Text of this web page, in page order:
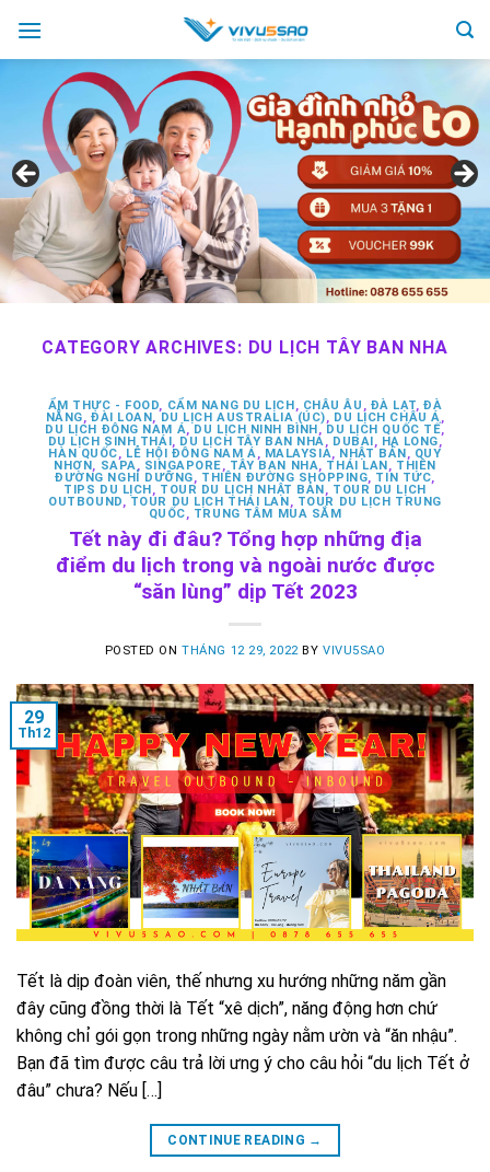
CATEGORY ARCHIVES: DU LỊCH TÂY BAN NHA
ẨM THỰC - FOOD, CẨM NANG DU LỊCH, CHÂU ÂU , ĐÀ LẠT,ĐÀ
NẴNG, ĐÀI LOAN,DU LỊCH AUSTRALIA (ÚC), DU LỊCH CHÂU Á,
DU LỊCH ĐÔNG NAM Á, DU LỊCH NINH BÌNH, DU LỊCH QUỐC TẾ,
DU LỊCH SINH THÁI, DU LỊCH TÂY BAN NHA, DUBAI, HẠ LONG,
HÀN QUỐC, LỄ HỘI ĐÔNG NAM Á, MALAYSIA, NHẬT BẢN, QUY
NHƠN, SAPA, SINGAPORE, TÂY BAN NHA, THÁI LAN, THIÊN
ĐƯỜNG NGHỈ DƯỠNG, THIÊN ĐƯỜNG SHOPPING, TIN TỨC,
TIPS DU LỊCH, TOUR DU LỊCH NHẬT BẢN, TOUR DU LỊCH
OUTBOUND, TOUR DU LỊCH THÁI LAN, TOUR DU LỊCH TRUNG
QUỐC, TRUNG TÂM MUA SẮM
Tết này đi đâu? Tổng hợp những địa
điểm du lịch trong và ngoài nước được
“săn lùng” dịp Tết 2023
POSTED ONTHÁNG 12 29, 2022 BY VIVU5SAO
29
Th12
Tết là dịp đoàn viên, thế nhưng xu hướng những năm gần
đây cũng đồng thời là Tết “xê dịch”, năng động hơn chứ
không chỉ gói gọn trong những ngày nằm ườn và “ăn nhậu”.
Bạn đã tìm được câu trả lời ưng ý cho câu hỏi “du lịch Tết ở
đâu” chưa? Nếu […]
CONTINUE READING →